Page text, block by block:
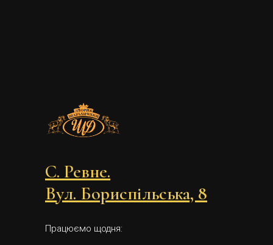
С. Ревне.
Вул. Бориспільська, 8
Працюємо щодня: